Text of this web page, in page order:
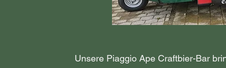
Unsere Piaggio Ape Craftbier-Bar